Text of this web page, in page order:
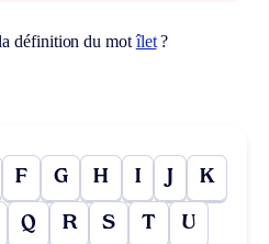
définition du motîlet?
F G H I J K
Q R S T U